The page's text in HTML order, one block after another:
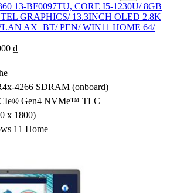
13-BF0097TU, CORE I5-1230U/ 8GB
GRAPHICS/ 13.3INCH OLED 2.8K
AX+BT/ PEN/ WIN11 HOME 64/
₫
4266 SDRAM (onboard)
Gen4 NVMe™ TLC
x 1800)
11 Home